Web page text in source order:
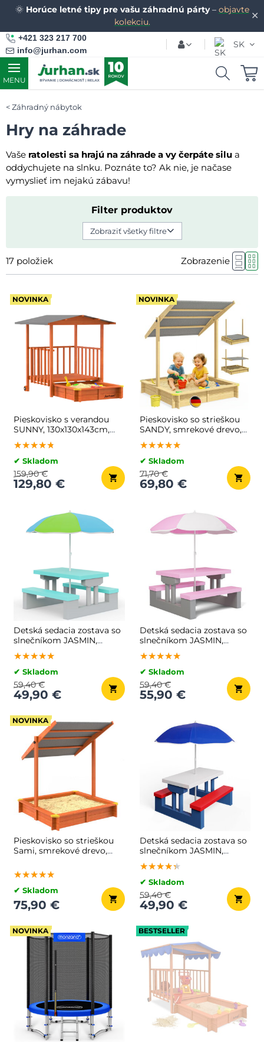
✕
🌞 Horúce letné tipy pre vašu záhradnú párty– objavte
kolekciu.
+421 323 217 700
info@jurhan.com
SK
MENU
Záhradný nábytok
Hry na záhrade
Vaše ratolesti sa hrajú na záhrade a vy čerpáte silu a
oddychujete na slnku. Poznáte to? Ak nie, je načase
vymyslieť im nejakú zábavu!
Filter produktov
Zobraziť všetky filtre
17 položiek Zobrazenie
NOVINKA
Pieskovisko s verandou
SUNNY, 130x130x143cm,
hnedá/šedá
★★★★★
★★★★★
★★★★★
✔ Skladom
129,80 €
159,90 €
NOVINKA
Pieskovisko so strieškou
SANDY, smrekové drevo,
120x120x120cm
★★★★★
★★★★★
★★★★★
✔ Skladom
69,80 €
71,70 €
Detská sedacia zostava so
slnečníkom JASMIN,
67x78,5x42,5cm,
šedá/mätová
★★★★★
★★★★★
★★★★★
✔ Skladom
49,90 €
59,40 €
Detská sedacia zostava so
slnečníkom JASMIN,
67x78,5x42,5cm, ružová/
šedá
★★★★★
★★★★★
★★★★★
✔ Skladom
55,90 €
59,40 €
NOVINKA
Pieskovisko so strieškou
Sami, smrekové drevo,
★★★★★
★★★★★
★★★★★
✔ Skladom
75,90 €
Detská sedacia zostava so
slnečníkom JASMIN,
67x78,5x42,5cm,
modrá/biela/červená
★★★★★
★★★★★
★★★★★
✔ Skladom
49,90 €
59,40 €
NOVINKA BESTSELLER